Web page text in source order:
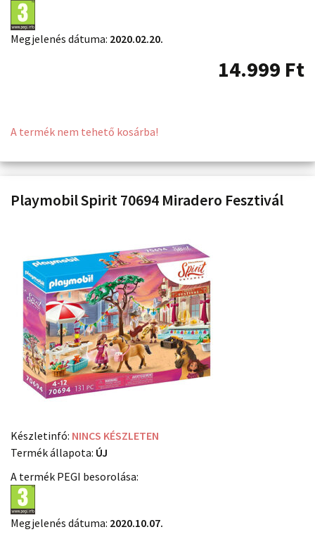
Megjelenés dátuma: 2020.02.20.
14.999 Ft
A termék nem tehető kosárba!
Playmobil Spirit 70694 Miradero Fesztivál
Készletinfó: NINCS KÉSZLETEN
Termék állapota: ÚJ
A termék PEGI besorolása:
Megjelenés dátuma: 2020.10.07.